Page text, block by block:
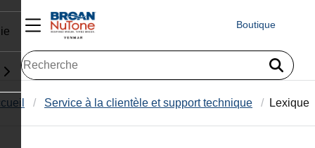
Boutique
Service à la clientèle et support technique Lexique